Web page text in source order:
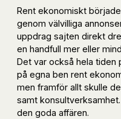
Rent ekonomiskt
genom välvilliga
uppdrag sajten direkt
en handfull mer eller
Det var också hela tiden
på egna ben rent
men framför allt skulle
samt
den goda affären.